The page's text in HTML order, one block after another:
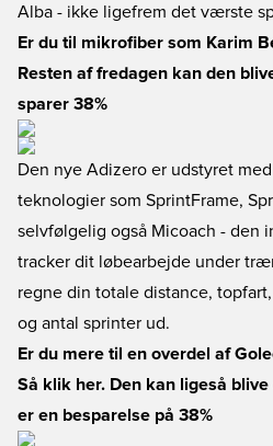
Alba - ikke ligefrem det værste
Er du til mikrofiber som Karim
Resten af fredagen kan den
sparer 38%
Den nye Adizero er udstyret
teknologier som SprintFrame,
selvfølgelig også Micoach - den
tracker dit løbearbejde under
regne din totale distance,
og antal sprinter ud.
Er du mere til en overdel af
Så klik her. Den kan ligeså
er en besparelse på 38%